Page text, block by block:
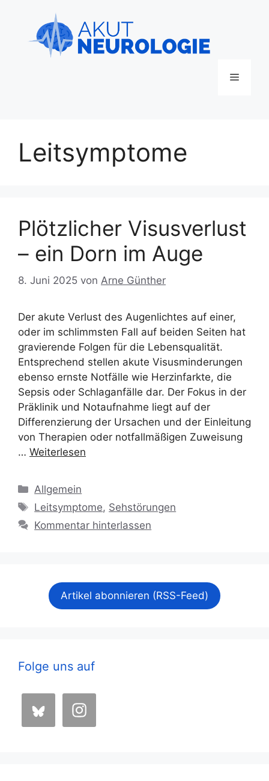
springen
Menü
Leitsymptome
Plötzlicher Visusverlust
– ein Dorn im Auge
8. Juni 2025 von Arne Günther
Der akute Verlust des Augenlichtes auf einer,
oder im schlimmsten Fall auf beiden Seiten hat
gravierende Folgen für die Lebensqualität.
Entsprechend stellen akute Visusminderungen
ebenso ernste Notfälle wie Herzinfarkte, die
Sepsis oder Schlaganfälle dar. Der Fokus in der
Präklinik und Notaufnahme liegt auf der
Differenzierung der Ursachen und der Einleitung
von Therapien oder notfallmäßigen Zuweisung
… Weiterlesen
Kategorien
Allgemein
Schlagwörter
Leitsymptome, Sehstörungen
Kommentar hinterlassen
Artikel abonnieren (RSS-Feed)
Folge uns auf